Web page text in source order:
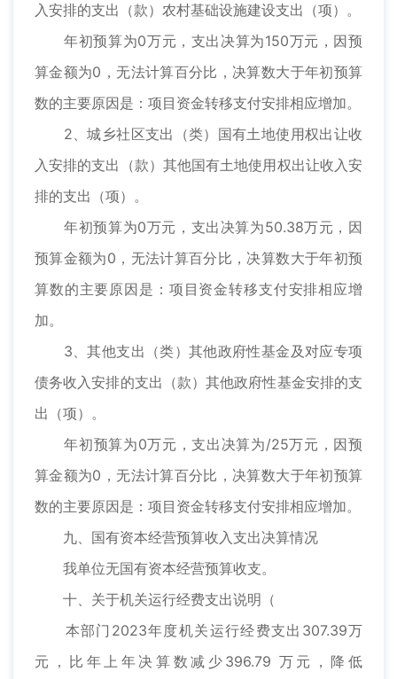
入安排的支出（款）农村基础设施建设支出（项）。
年初预算为0万元，支出决算为150万元，因预
算金额为0，无法计算百分比，决算数大于年初预算
数的主要原因是：项目资金转移支付安排相应增加。
2、城乡社区支出（类）国有土地使用权出让收
入安排的支出（款）其他国有土地使用权出让收入安
排的支出（项）。
年初预算为0万元，支出决算为50.38万元，因
预算金额为0，无法计算百分比，决算数大于年初预
算数的主要原因是：项目资金转移支付安排相应增
加。
3、其他支出（类）其他政府性基金及对应专项
债务收入安排的支出（款）其他政府性基金安排的支
出（项）。
年初预算为0万元，支出决算为/25万元，因预
算金额为0，无法计算百分比，决算数大于年初预算
数的主要原因是：项目资金转移支付安排相应增加。
九、国有资本经营预算收入支出决算情况
我单位无国有资本经营预算收支。
十、关于机关运行经费支出说明（
本部门2023年度机关运行经费支出307.39万
元，比年上年决算数减少396.79 万元，降低